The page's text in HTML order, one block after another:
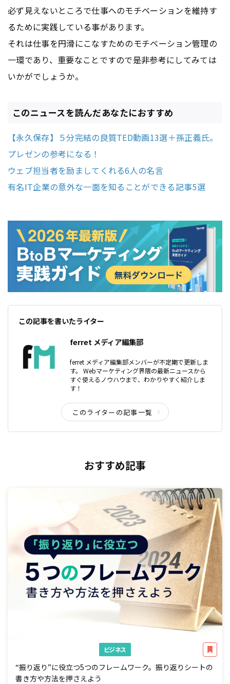
必ず見えないところで仕事へのモチベーションを維持す
るために実践している事があります。
それは仕事を円滑にこなすためのモチベーション管理の
一環であり、重要なことですので是非参考にしてみては
いかがでしょうか。
このニュースを読んだあなたにおすすめ
【永久保存】５分完結の良質TED動画13選＋孫正義氏。
プレゼンの参考になる！
ウェブ担当者を励ましてくれる6人の名言
有名IT企業の意外な一面を知ることができる記事5選
この記事を書いたライター
ferret メディア編集部
ferret メディア編集部メンバーが不定期で更新しま
す。 Webマーケティング界隈の最新ニュースから
すぐ使えるノウハウまで、わかりやすく紹介しま
す！
このライターの記事一覧
おすすめ記事
ビジネス
“振り返り”に役立つ5つのフレームワーク。振り返りシートの
書き方や方法を押さえよう